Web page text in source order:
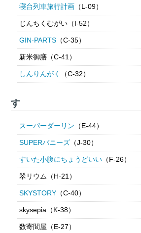
寝台列車旅行計画（L-09）
じんちくむがい（I-52）
GIN-PARTS（C-35）
新米御膳（C-41）
しんりんがく （C-32）
す
スーパーダーリン （E-44）
SUPERバニーズ（J-30）
すいた小腹にちょうどいい（F-26）
翠リウム（H-21）
SKYSTORY（C-40）
skysepia（K-38）
数寄間屋（E-27）